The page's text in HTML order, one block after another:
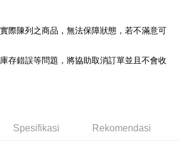
Far Eastern International
Bank
DBS Bank
DBS Bank
際陳列之商品，無法保障狀態，若不滿意可
存錯誤等問題，將協助取消訂單並且不會收
Spesifikasi Rekomendasi